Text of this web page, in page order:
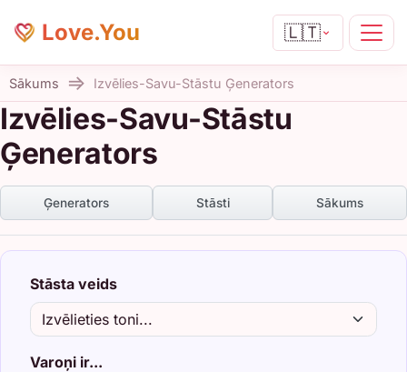
Love.You 🇱🇹
Sākums Izvēlies-Savu-Stāstu Ģenerators
Izvēlies-Savu-Stāstu
Ģenerators
Ģenerators Stāsti Sākums
Stāsta veids
Varoņi ir...